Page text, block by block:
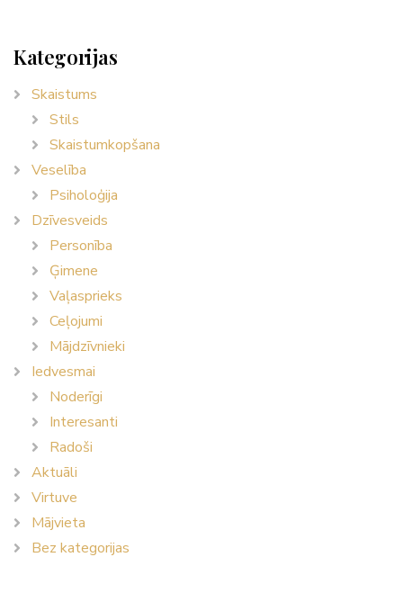
Kategorijas
Skaistums
Stils
Skaistumkopšana
Veselība
Psiholoģija
Dzīvesveids
Personība
Ģimene
Vaļasprieks
Ceļojumi
Mājdzīvnieki
Iedvesmai
Noderīgi
Interesanti
Radoši
Aktuāli
Virtuve
Mājvieta
Bez kategorijas